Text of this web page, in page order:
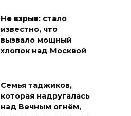
Не взрыв: стало
известно, что
вызвало мощный
хлопок над Москвой
Семья таджиков,
которая надругалась
над Вечным огнём,